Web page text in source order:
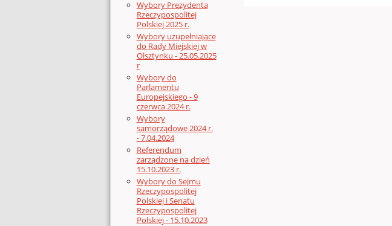
Wybory Prezydenta
Rzeczypospolitej
Polskiej 2025 r.
Wybory uzupełniające
do Rady Miejskiej w
Olsztynku - 25.05.2025
r
Wybory do
Parlamentu
Europejskiego - 9
czerwca 2024 r.
Wybory
samorządowe 2024 r.
- 7.04.2024
Referendum
zarządzone na dzień
15.10.2023 r.
Wybory do Sejmu
Rzeczypospolitej
Polskiej i Senatu
Rzeczypospolitej
Polskiej - 15.10.2023